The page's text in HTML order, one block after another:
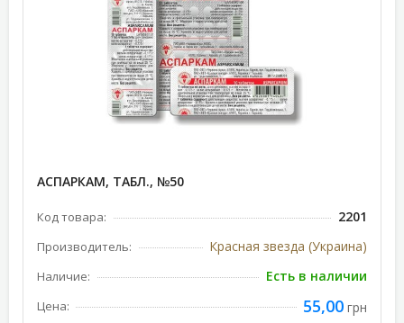
АСПАРКАМ, ТАБЛ., №50
Код товара: 2201
Производитель: Красная звезда (Украина)
Наличие: Есть в наличии
Цена: 55,00 грн